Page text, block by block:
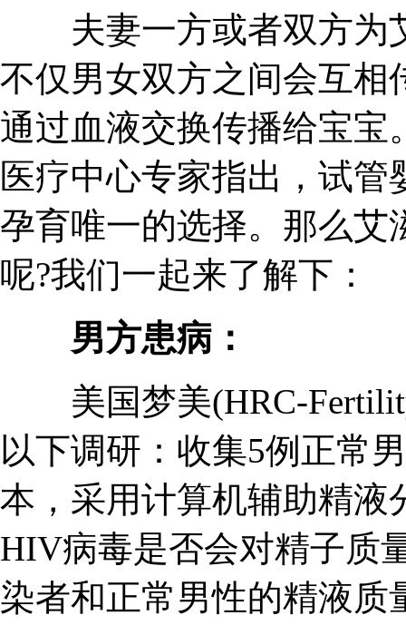
夫妻一方或者双方为
不仅男女双方之间会互相
通过血液交换传播给宝宝
医疗中心专家指出，试
孕育唯一的选择。那么
呢?我们一起来了解下：
男方患病：
美国梦美(HRC-
以下调研：收集5例正常
本，采用计算机辅助精液
HIV病毒是否会对精子质
染者和正常男性的精液质